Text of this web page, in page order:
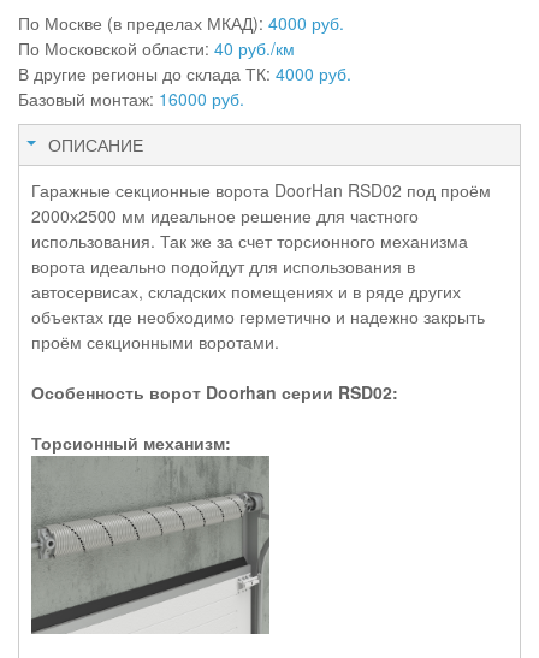
По Москве (в пределах МКАД): 4000 руб.
По Московской области: 40 руб./км
В другие регионы до склада ТК: 4000 руб.
Базовый монтаж: 16000 руб.
ОПИСАНИЕ
Гаражные секционные ворота DoorHan RSD02 под проём
2000х2500 мм идеальное решение для частного
использования. Так же за счет торсионного механизма
ворота идеально подойдут для использования в
автосервисах, складских помещениях и в ряде других
объектах где необходимо герметично и надежно закрыть
проём секционными воротами.
Особенность ворот Doorhan серии RSD02:
Торсионный механизм: